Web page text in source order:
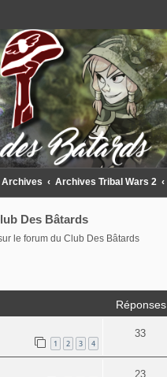
Archives Archives Tribal Wars 2
Des Bâtards
le forum du Club Des Bâtards
Réponses
1 2 3 4
33
23